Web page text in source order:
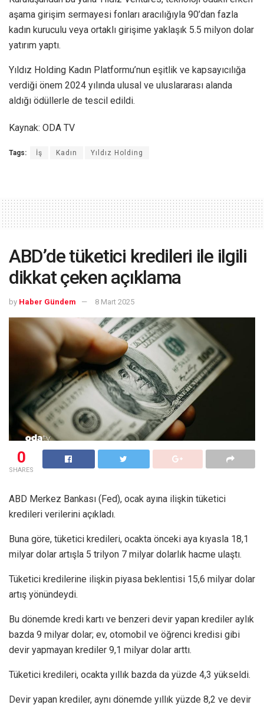
aşama girişim sermayesi fonları aracılığıyla 90’dan fazla
kadın kuruculu veya ortaklı girişime yaklaşık 5.5 milyon dolar
yatırım yaptı.
Yıldız Holding Kadın Platformu’nun eşitlik ve kapsayıcılığa
verdiği önem 2024 yılında ulusal ve uluslararası alanda
aldığı ödüllerle de tescil edildi.
Kaynak: ODA TV
Tags: İş Kadın Yıldız Holding
ABD’de tüketici kredileri ile ilgili
dikkat çeken açıklama
by Haber Gündem 8 Mart 2025
0
SHARES
ABD Merkez Bankası (Fed), ocak ayına ilişkin tüketici
kredileri verilerini açıkladı.
Buna göre, tüketici kredileri, ocakta önceki aya kıyasla 18,1
milyar dolar artışla 5 trilyon 7 milyar dolarlık hacme ulaştı.
Tüketici kredilerine ilişkin piyasa beklentisi 15,6 milyar dolar
artış yönündeydi.
Bu dönemde kredi kartı ve benzeri devir yapan krediler aylık
bazda 9 milyar dolar; ev, otomobil ve öğrenci kredisi gibi
devir yapmayan krediler 9,1 milyar dolar arttı.
Tüketici kredileri, ocakta yıllık bazda da yüzde 4,3 yükseldi.
Devir yapan krediler, aynı dönemde yıllık yüzde 8,2 ve devir